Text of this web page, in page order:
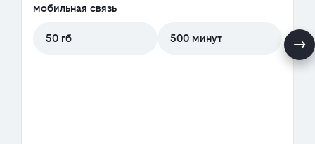
мобильная связь
50 гб 500 минут